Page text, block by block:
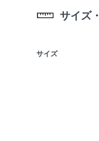
サイズ
サイズ